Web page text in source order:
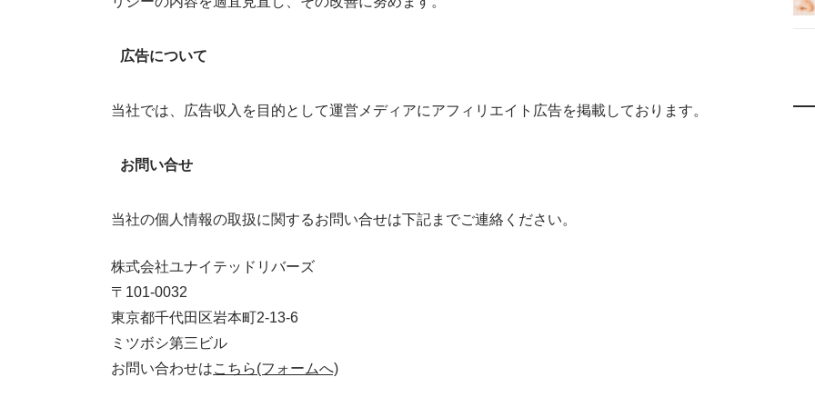
広告について
当社では、広告収入を目的として運営メディアにアフィリエイト広告を掲載しております。
お問い合せ
当社の個人情報の取扱に関するお問い合せは下記までご連絡ください。
株式会社ユナイテッドリバーズ
〒101-0032
東京都千代田区岩本町2-13-6
ミツボシ第三ビル
お問い合わせはこちら(フォームへ)